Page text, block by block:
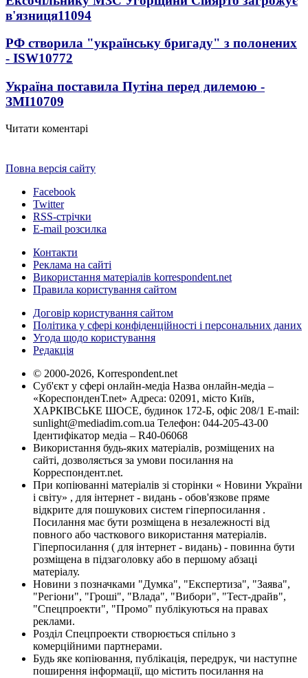
в'язниця11094
РФ створила "українську бригаду" з полонених
- ISW10772
Україна поставила Путіна перед дилемою -
ЗМІ10709
Читати коментарі
Повна версія сайту
Facebook
Twitter
RSS-стрічки
E-mail розсилка
Контакти
Реклама на сайті
Використання матеріалів korrespondent.net
Правила користування сайтом
Договір користування сайтом
Політика у сфері конфіденційності і персональних даних
Угода щодо користування
Редакція
© 2000-2026, Korrespondent.net
Суб'єкт у сфері онлайн-медіа Назва онлайн-медіа –
«КореспонденТ.net» Адреса: 02091, місто Київ,
ХАРКІВСЬКЕ ШОСЕ, будинок 172-Б, офіс 208/1 E-mail:
sunlight@mediadim.com.ua Телефон: 044-205-43-00
Ідентифікатор медіа – R40-06068
Використання будь-яких матеріалів, розміщених на
сайті, дозволяється за умови посилання на
Корреспондент.net.
При копіюванні матеріалів зі сторінки « Новини України
і світу» , для інтернет - видань - обов'язкове пряме
відкрите для пошукових систем гіперпосилання .
Посилання має бути розміщена в незалежності від
повного або часткового використання матеріалів.
Гіперпосилання ( для інтернет - видань) - повинна бути
розміщена в підзаголовку або в першому абзаці
матеріалу.
Новини з позначками "Думка", "Експертиза", "Заява",
"Регіони", "Гроші", "Влада", "Вибори", "Тест-драйв",
"Спецпроекти", "Промо" публікуються на правах
реклами.
Розділ Спецпроекти створюється спільно з
комерційними партнерами.
Будь яке копіювання, публікація, передрук, чи наступне
поширення інформації, що містить посилання на